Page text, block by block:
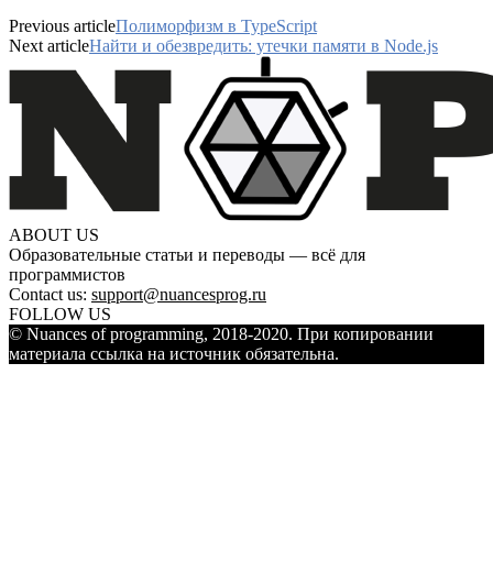
Previous articleПолиморфизм в TypeScript
Next articleНайти и обезвредить: утечки памяти в Node.js
ABOUT US
Образовательные статьи и переводы — всё для
программистов
Contact us: support@nuancesprog.ru
FOLLOW US
© Nuances of programming, 2018-2020. При копировании
материала ссылка на источник обязательна.